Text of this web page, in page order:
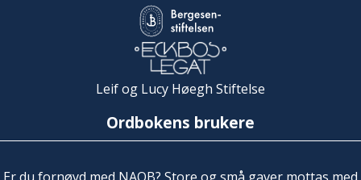
Leif og Lucy Høegh Stiftelse
Ordbokens brukere